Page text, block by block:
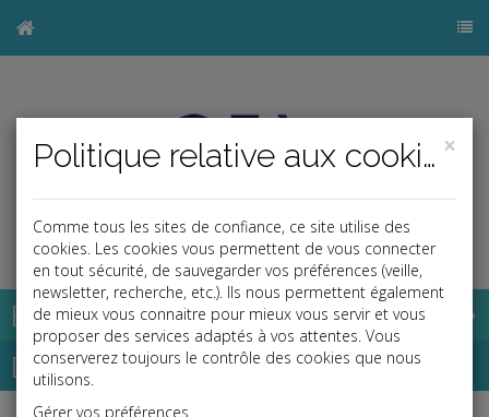
Base documentaire
Dépêches
×
Politique relative aux cookies
Comme tous les sites de confiance, ce site utilise des
cookies. Les cookies vous permettent de vous connecter
en tout sécurité, de sauvegarder vos préférences (veille,
newsletter, recherche, etc.). Ils nous permettent également
de mieux vous connaitre pour mieux vous servir et vous
proposer des services adaptés à vos attentes. Vous
conserverez toujours le contrôle des cookies que nous
utilisons.
Gérer vos préférences